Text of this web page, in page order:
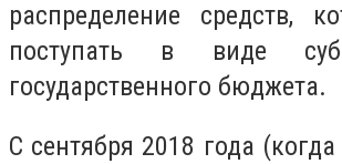
распределение средств,
поступать в виде
государственного бюджета.
С сентября 2018 года